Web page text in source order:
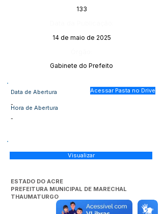
133
14 de maio de 2025
Gabinete do Prefeito
Data de Abertura
-Hora de Abertura
-
Acessar Pasta no Drive
Visualizar
ESTADO DO ACRE
PREFEITURA MUNICIPAL DE MARECHAL
THAUMATURGO